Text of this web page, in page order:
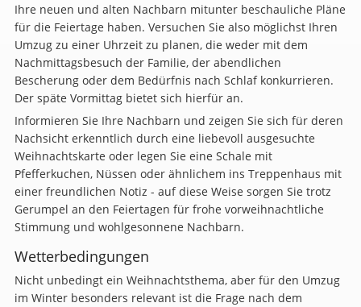
Ihre neuen und alten Nachbarn mitunter beschauliche Pläne
für die Feiertage haben. Versuchen Sie also möglichst Ihren
Umzug zu einer Uhrzeit zu planen, die weder mit dem
Nachmittagsbesuch der Familie, der abendlichen
Bescherung oder dem Bedürfnis nach Schlaf konkurrieren.
Der späte Vormittag bietet sich hierfür an.
Informieren Sie Ihre Nachbarn und zeigen Sie sich für deren
Nachsicht erkenntlich durch eine liebevoll ausgesuchte
Weihnachtskarte oder legen Sie eine Schale mit
Pfefferkuchen, Nüssen oder ähnlichem ins Treppenhaus mit
einer freundlichen Notiz - auf diese Weise sorgen Sie trotz
Gerumpel an den Feiertagen für frohe vorweihnachtliche
Stimmung und wohlgesonnene Nachbarn.
Wetterbedingungen
Nicht unbedingt ein Weihnachtsthema, aber für den Umzug
im Winter besonders relevant ist die Frage nach dem